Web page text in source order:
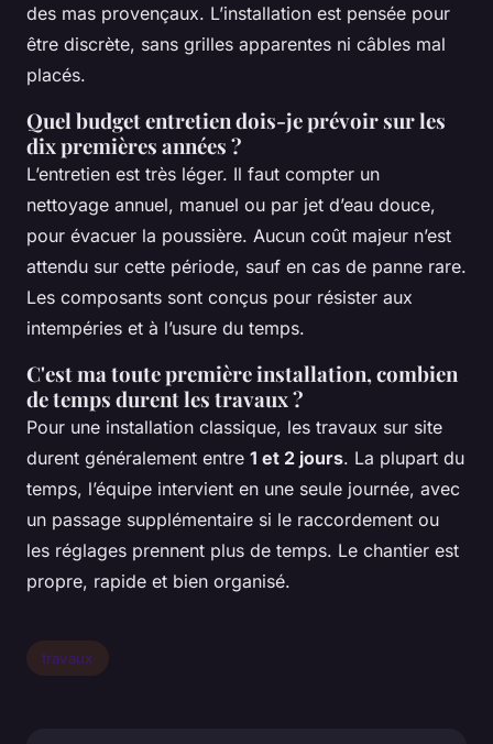
des mas provençaux. L’installation est pensée pour
être discrète, sans grilles apparentes ni câbles mal
placés.
Quel budget entretien dois-je prévoir sur les
dix premières années ?
L’entretien est très léger. Il faut compter un
nettoyage annuel, manuel ou par jet d’eau douce,
pour évacuer la poussière. Aucun coût majeur n’est
attendu sur cette période, sauf en cas de panne rare.
Les composants sont conçus pour résister aux
intempéries et à l’usure du temps.
C'est ma toute première installation, combien
de temps durent les travaux ?
Pour une installation classique, les travaux sur site
durent généralement entre 1 et 2 jours. La plupart du
temps, l’équipe intervient en une seule journée, avec
un passage supplémentaire si le raccordement ou
les réglages prennent plus de temps. Le chantier est
propre, rapide et bien organisé.
travaux